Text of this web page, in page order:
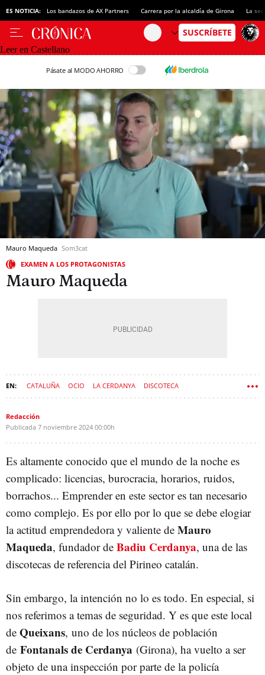
ES NOTICIA: Los bandazos de AX Partners Carrera por la alcaldía de Girona La
Leer en Castellano
Pásate al MODO AHORRO
Mauro Maqueda Som3cat
EXAMEN A LOS PROTAGONISTAS
Mauro Maqueda
CATALUÑA OCIO LA CERDANYA DISCOTECA
Redacción
Publicada 7 noviembre 2024 00:00h
Es altamente conocido que el mundo de la noche es
complicado: licencias, burocracia, horarios, ruidos,
borrachos... Emprender en este sector es tan necesario
como complejo. Es por ello por lo que se debe elogiar
la actitud emprendedora y valiente de Mauro
Maqueda, fundador de Badiu Cerdanya, una de las
discotecas de referencia del Pirineo catalán.
Sin embargo, la intención no lo es todo. En especial, si
nos referimos a temas de seguridad. Y es que este local
de Queixans, uno de los núcleos de población
de Fontanals de Cerdanya (Girona), ha vuelto a ser
objeto de una inspección por parte de la policía